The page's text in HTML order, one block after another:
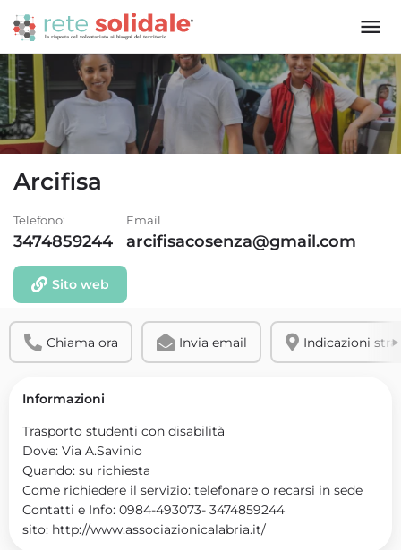
Arcifisa
Telefono:
3474859244
Email
arcifisacosenza@gmail.com
Sito web
Chiama ora Invia email Indicazioni
Informazioni
Trasporto studenti con disabilità
Dove: Via A.Savinio
Quando: su richiesta
Come richiedere il servizio: telefonare o recarsi in sede
Contatti e Info: 0984-493073- 3474859244
sito: http://www.associazionicalabria.it/